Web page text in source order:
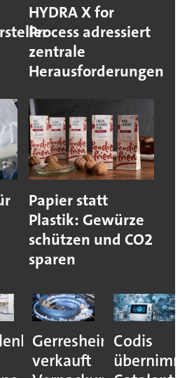
HYDRA X for
Process adressiert
zentrale
Herausforderungen
Papier statt
Plastik: Gewürze
schützen und CO2
sparen
Gerresheimer
verkauft
Codis